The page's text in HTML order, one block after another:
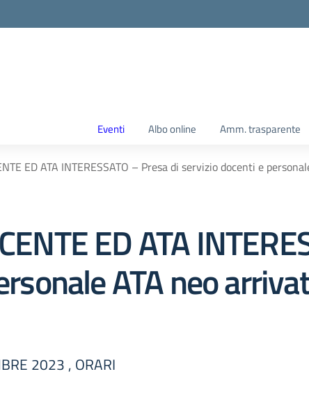
Eventi Albo online Amm. trasparente
ED ATA INTERESSATO – Presa di servizio docenti e
ED ATA
ATA neo
2023 , ORARI